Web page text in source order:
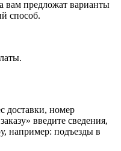
вам предложат варианты
способ.
доставки, номер
введите сведения,
например: подъезды в